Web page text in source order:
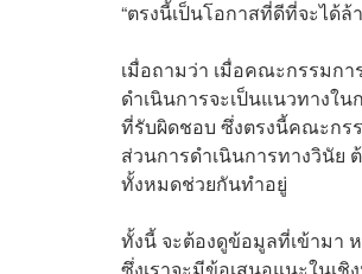
“ตรงนี้เป็นโอกาสที่ดีที่จะได้
เมื่อถามว่า เมื่อคณะกรรมก
ดำเนินการจะเป็นแนวทางใ
ที่รับผิดชอบ ซึ่งตรงนี้คณะกร
ส่วนการดำเนินการทางวินัย
ทั้งหมดช่วยกันทำอยู่
ทั้งนี้ จะต้องดูข้อมูลที่เข้ามา
ซึ่งเราจะมีข้อเสนอแนะในเ